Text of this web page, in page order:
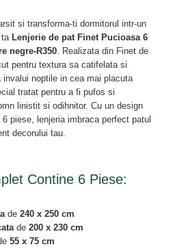
si transforma-ti dormitorul intr-un
Lenjerie de pat Finet Pucioasa 6
negre-R350 . Realizata din Finet de
pentru textura sa catifelata si
noptile in cea mai placuta
tratat pentru a fi pufos si
linistit si odihnitor. Cu un design
piese, lenjeria imbraca perfect patul
decorului tau.
Contine 6 Piese:
de 240 x 250 cm
de 200 x 230 cm
55 x 75 cm